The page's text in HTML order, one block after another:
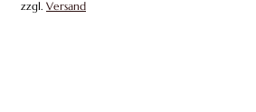
zzgl. Versand